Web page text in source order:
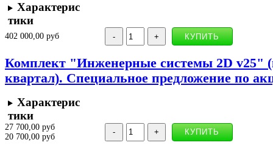
Характерис
тики
402 000,00 руб
Комплект "Инженерные системы 2D v25"
квартал). Специальное предложение по
Характерис
тики
27 700,00 руб
20 700,00 руб